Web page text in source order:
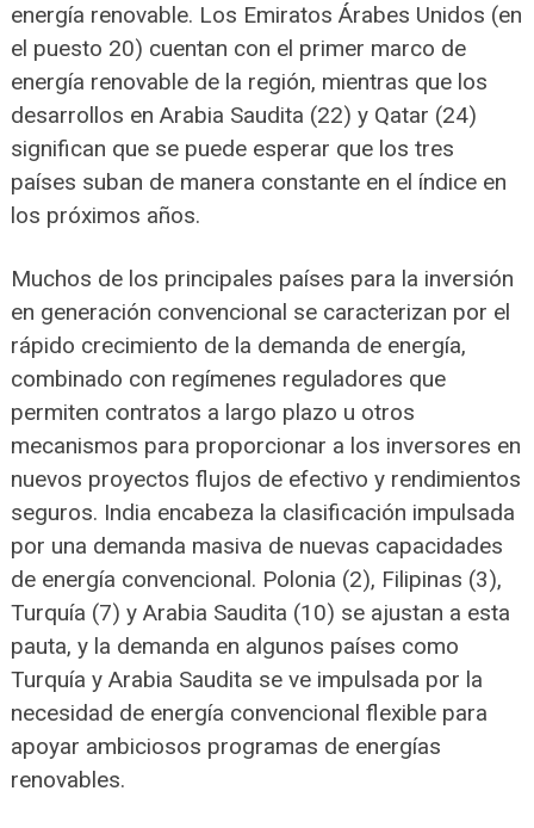
energía renovable. Los Emiratos Árabes Unidos (en
el puesto 20) cuentan con el primer marco de
energía renovable de la región, mientras que los
desarrollos en Arabia Saudita (22) y Qatar (24)
significan que se puede esperar que los tres
países suban de manera constante en el índice en
los próximos años.
Muchos de los principales países para la inversión
en generación convencional se caracterizan por el
rápido crecimiento de la demanda de energía,
combinado con regímenes reguladores que
permiten contratos a largo plazo u otros
mecanismos para proporcionar a los inversores en
nuevos proyectos flujos de efectivo y rendimientos
seguros. India encabeza la clasificación impulsada
por una demanda masiva de nuevas capacidades
de energía convencional. Polonia (2), Filipinas (3),
Turquía (7) y Arabia Saudita (10) se ajustan a esta
pauta, y la demanda en algunos países como
Turquía y Arabia Saudita se ve impulsada por la
necesidad de energía convencional flexible para
apoyar ambiciosos programas de energías
renovables.